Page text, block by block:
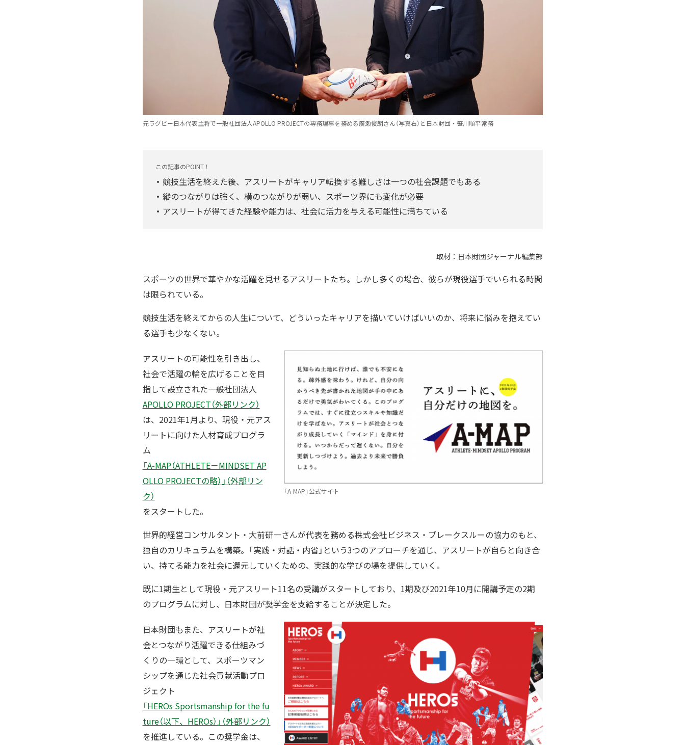
元ラグビー日本代表主将で一般社団法人APOLLO PROJECTの専務理事を務める廣瀬俊朗さん（写真右）と日本財団・笹川順平常務
この記事のPOINT！
競技生活を終えた後、アスリートがキャリア転換する難しさは一つの社会課題でもある
縦のつながりは強く、横のつながりが弱い、スポーツ界にも変化が必要
アスリートが得てきた経験や能力は、社会に活力を与える可能性に満ちている
取材：日本財団ジャーナル編集部
スポーツの世界で華やかな活躍を見せるアスリートたち。しかし多くの場合、彼らが現役選手でいられる時間
は限られている。
競技生活を終えてからの人生について、どういったキャリアを描いていけばいいのか、将来に悩みを抱えてい
る選手も少なくない。
アスリートの可能性を引き出し、
社会で活躍の輪を広げることを目
指して設立された一般社団法人
APOLLO PROJECT（外部リンク）
は、2021年1月より、現役・元アス
リートに向けた人材育成プログラ
ム
「A-MAP（ATHLETE－MINDSET AP
OLLO PROJECTの略）」（外部リン
ク）
をスタートした。
「A-MAP」公式サイト
世界的経営コンサルタント・大前研一さんが代表を務める株式会社ビジネス・ブレークスルーの協力のもと、
独自のカリキュラムを構築。「実践・対話・内省」という3つのアプローチを通じ、アスリートが自らと向き合
い、持てる能力を社会に還元していくための、実践的な学びの場を提供していく。
既に1期生として現役・元アスリート11名の受講がスタートしており、1期及び2021年10月に開講予定の2期
のプログラムに対し、日本財団が奨学金を支給することが決定した。
日本財団もまた、アスリートが社
会とつながり活躍できる仕組みづ
くりの一環として、スポーツマン
シップを通じた社会貢献活動プロ
ジェクト
「HEROs Sportsmanship for the fu
ture（以下、HEROs）」（外部リンク）
を推進している。この奨学金は、